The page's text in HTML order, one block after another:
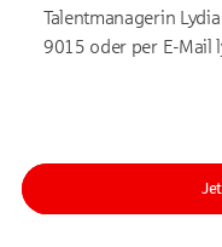
Talentmanagerin
9015 oder per E-Mail